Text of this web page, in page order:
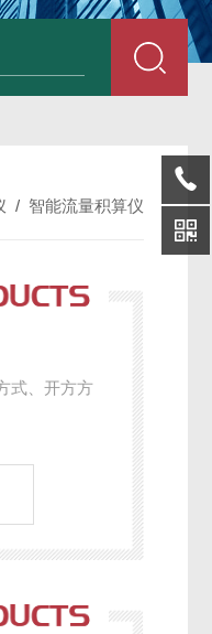
料液面计
/ 智能流量积算仪
式、开方方